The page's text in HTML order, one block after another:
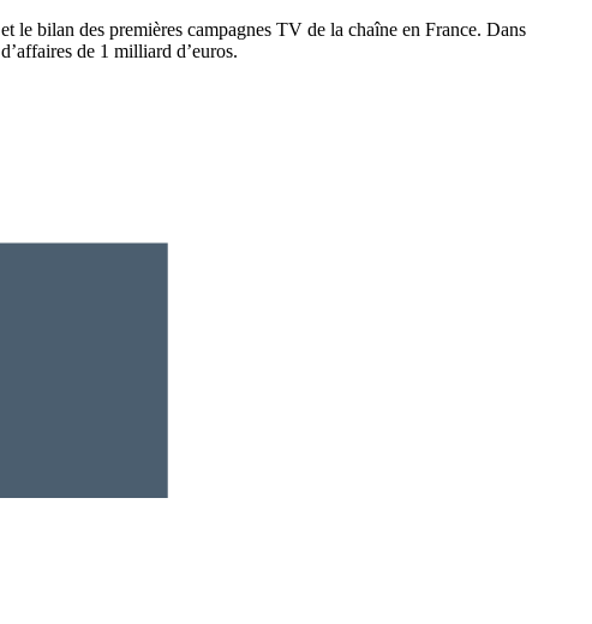
le bilan des premières campagnes TV de la chaîne en France. Dans
de 1 milliard d’euros.